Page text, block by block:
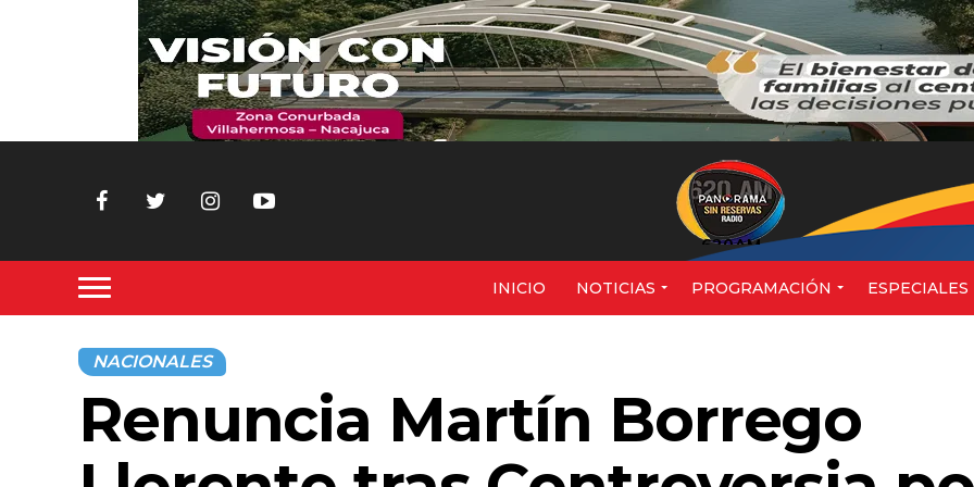
620AM
INICIO NOTICIAS PROGRAMACIÓN ESPECIALES
NACIONALES
Renuncia Martín Borrego